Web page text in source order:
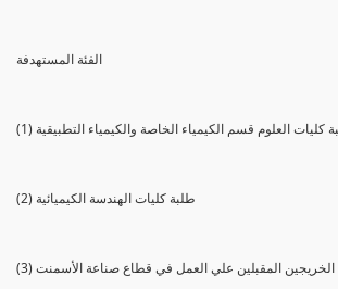
الفئة المستهدفة
كليات العلوم قسم الكيمياء الخاصة والكيمياء التطبيقية
(2) طلبة كليات الهندسة الكيميائية
(3) الخريجين المقبلين علي العمل في قطاع صناعة الأسمنت